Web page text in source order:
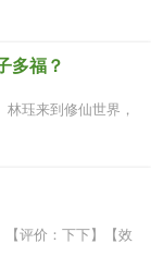
多福？
林珏来到修仙世界，
评价：下下】【效